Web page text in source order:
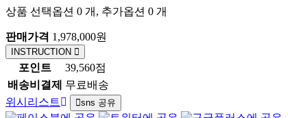
상품 선택옵션 0 개, 추가옵션 0 개
판매가격 1,978,000원
INSTRUCTION
포인트
39,560점
배송비결제
무료배송
위시리스트
sns 공유